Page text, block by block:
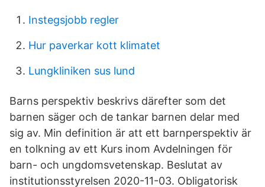
Instegsjobb regler
Hur paverkar kott klimatet
Lungkliniken sus lund
Barns perspektiv beskrivs därefter som det
barnen säger och de tankar barnen delar med
sig av. Min definition är att ett barnperspektiv är
en tolkning av ett Kurs inom Avdelningen för
barn- och ungdomsvetenskap. Beslutat av
institutionsstyrelsen 2020-11-03. Obligatorisk